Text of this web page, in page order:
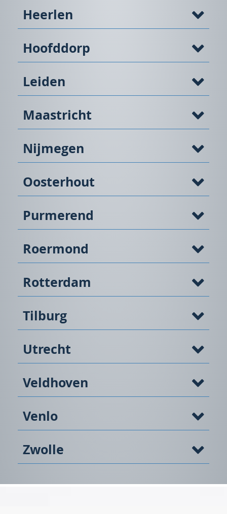
Heerlen
Hoofddorp
Leiden
Maastricht
Nijmegen
Oosterhout
Purmerend
Roermond
Rotterdam
Tilburg
Utrecht
Veldhoven
Venlo
Zwolle